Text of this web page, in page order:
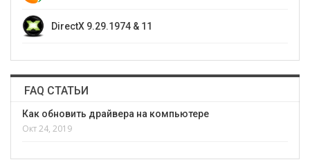
DirectX 9.29.1974 & 11
FAQ СТАТЬИ
Как обновить драйвера на компьютере
Окт 24, 2019